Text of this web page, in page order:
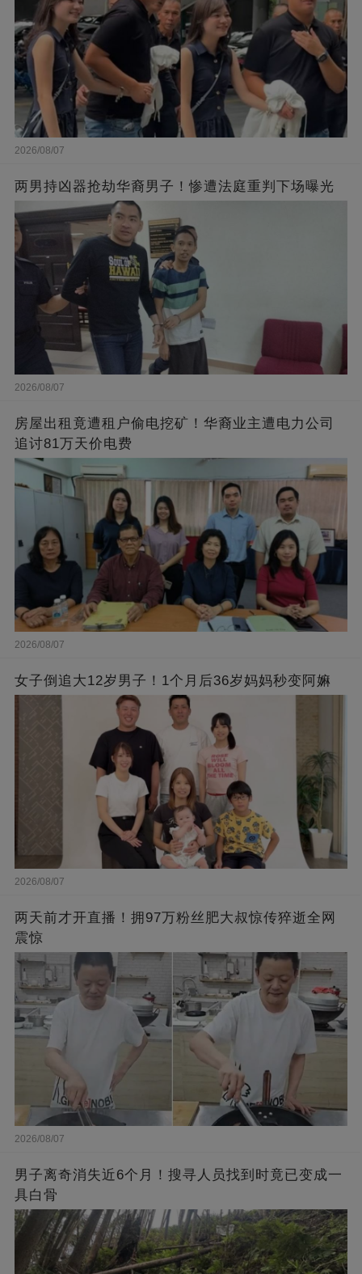
2026/08/07
两男持凶器抢劫华裔男子！惨遭法庭重判下场曝光
2026/08/07
房屋出租竟遭租户偷电挖矿！华裔业主遭电力公司
追讨81万天价电费
2026/08/07
女子倒追大12岁男子！1个月后36岁妈妈秒变阿嫲
2026/08/07
两天前才开直播！拥97万粉丝肥大叔惊传猝逝全网
震惊
2026/08/07
男子离奇消失近6个月！搜寻人员找到时竟已变成一
具白骨